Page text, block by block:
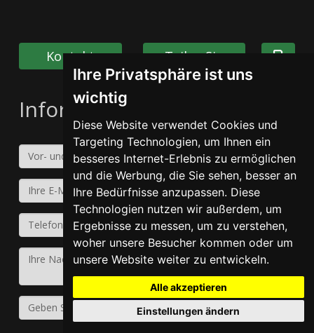
Ihre Privatsphäre ist uns
wichtig
Diese Website verwendet Cookies und
Targeting Technologien, um Ihnen ein
besseres Internet-Erlebnis zu ermöglichen
und die Werbung, die Sie sehen, besser an
Ihre Bedürfnisse anzupassen. Diese
Technologien nutzen wir außerdem, um
Ergebnisse zu messen, um zu verstehen,
woher unsere Besucher kommen oder um
unsere Website weiter zu entwickeln.
Alle akzeptieren
Einstellungen ändern
Kontakt Teilen Sie
Informationen anfordern